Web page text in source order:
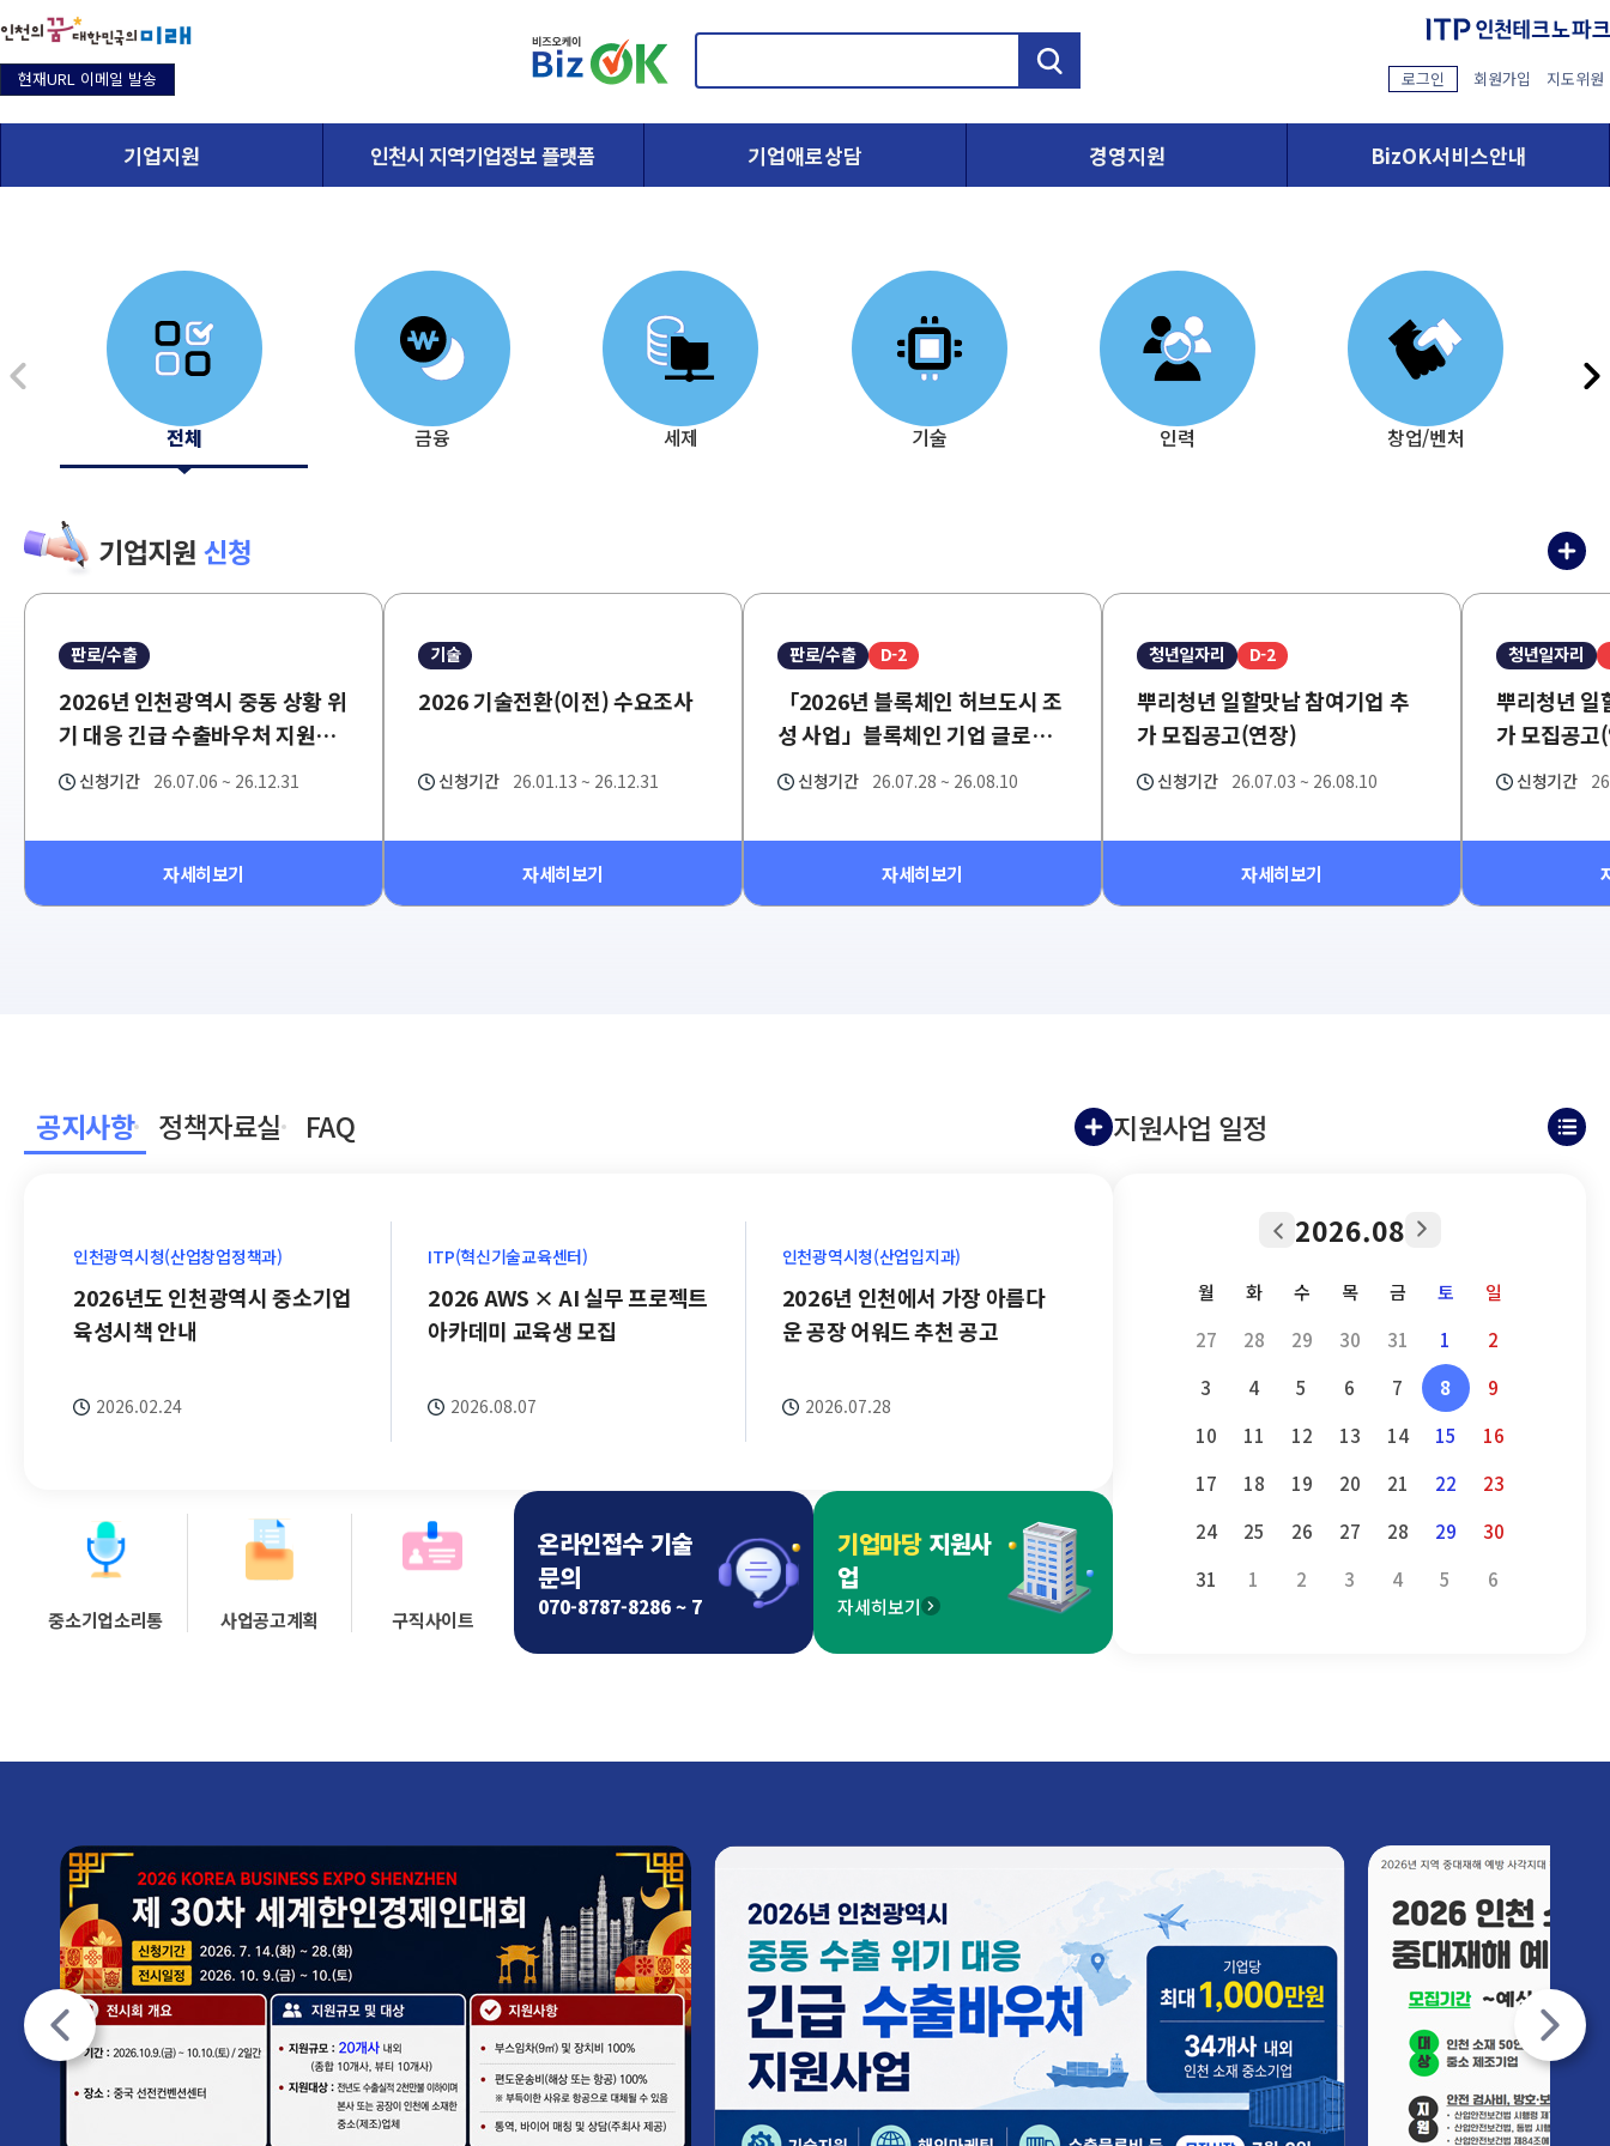
검
현재URL 이메일 발송
기업지원 인천시 지역기업정보 플랫폼 기업애로상담 경영지원 BizOK서비스안내
로그인 회원가입 지도위원
기업지원 신청
전체 금융 세제 기술 인력 창업/벤처
판로/수출
2026년 인천광역시 중동 상황 위
기 대응 긴급 수출바우처 지원사
업 참여기업 모집공고
신청기간 26.07.06 ~ 26.12.31
자세히보기
기술
2026 기술전환(이전) 수요조사
신청기간 26.01.13 ~ 26.12.31
자세히보기
판로/수출 D-2
「2026년 블록체인 허브도시 조
성 사업」블록체인 기업 글로벌
진출 지원사업 참가기업 모집 공
고
신청기간 26.07.28 ~ 26.08.10
자세히보기
청년일자리 D-2
뿌리청년 일할맛남 참여기업 추
가 모집공고(연장)
신청기간 26.07.03 ~ 26.08.10
자세히보기
청년일자리
뿌리청년 일
가 모집공고
신청기간
기
업
지
신
청
더
보
기
공지사항
인천광역시청(산업창업정책과)
2026년도 인천광역시 중소기업
육성시책 안내
2026.02.24
ITP(혁신기술교육센터)
2026 AWS × AI 실무 프로젝트
아카데미 교육생 모집
2026.08.07
인천광역시청(산업입지과)
2026년 인천에서 가장 아름다
운 공장 어워드 추천 공고
2026.07.28
공
지
정책자료실 FAQ
중소기업소리통 사업공고계획 구직사이트
온라인접수 기술
문의
070-8787-8286 ~ 7
기업마당지원사
업
자세히보기
지원사업 일정
지
원
이
달
2026.08 다
월 화 수 목 금 토
일
27
28 29 30 31 1
2
3
4 5 6 7 8
9
10
11 12 13 14 15
16
17
18 19 20 21 22
23
24
25 26 27 28 29
30
31
1 2 3 4 5 6